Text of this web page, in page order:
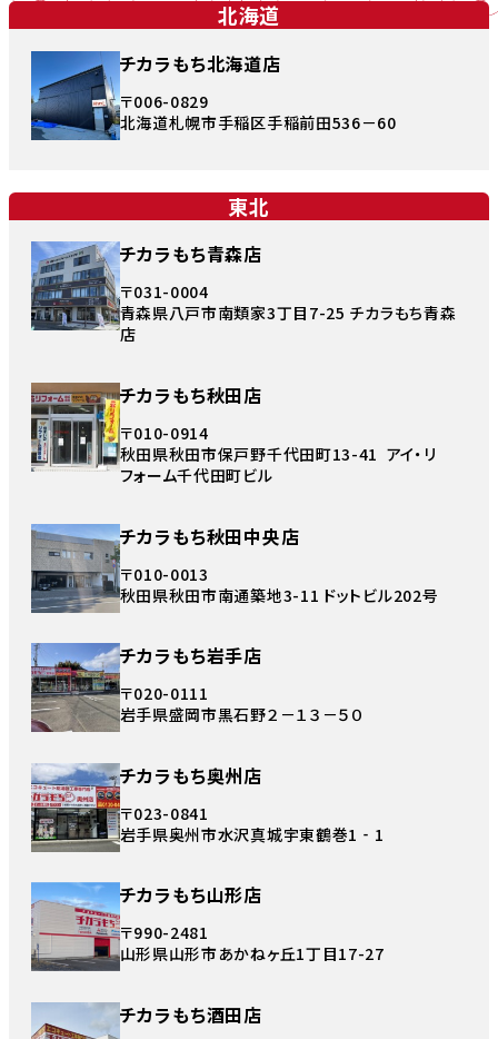
北海道
チカラもち北海道店
〒006-0829
北海道札幌市手稲区手稲前田536－60
東北
チカラもち青森店
〒031-0004
青森県八戸市南類家3丁目7-25 チカラもち青森
店
チカラもち秋田店
〒010-0914
秋田県秋田市保戸野千代田町13-41 アイ・リ
フォーム千代田町ビル
チカラもち秋田中央店
〒010-0013
秋田県秋田市南通築地3-11 ドットビル202号
チカラもち岩手店
〒020-0111
岩手県盛岡市黒石野２－１３－５０
チカラもち奥州店
〒023-0841
岩手県奥州市水沢真城宇東鶴巻1‐1
チカラもち山形店
〒990-2481
山形県山形市あかねヶ丘1丁目17-27
チカラもち酒田店